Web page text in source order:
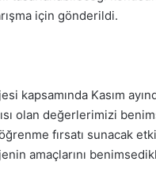
için gönderildi.
kapsamında Kasım
olan değerlerimizi
fırsatı sunacak
amaçlarını